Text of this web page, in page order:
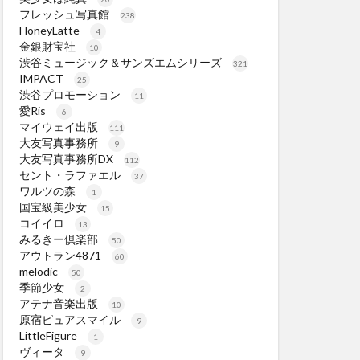
フレッシュ写真館 238
HoneyLatte 4
金銀財宝社 10
渋谷ミュージック＆サンズエムシリーズ 321
IMPACT 25
渋谷プロモーション 11
愛Ris 6
マイウェイ出版 111
大友写真事務所 9
大友写真事務所DX 112
セント・ラファエル 37
ワルツの森 1
国宝級美少女 15
コイイロ 13
みるきー倶楽部 50
アウトラン4871 60
melodic 50
季節少女 2
アテナ音楽出版 10
原宿ピュアスマイル 9
LittleFigure 1
ヴィータ 9